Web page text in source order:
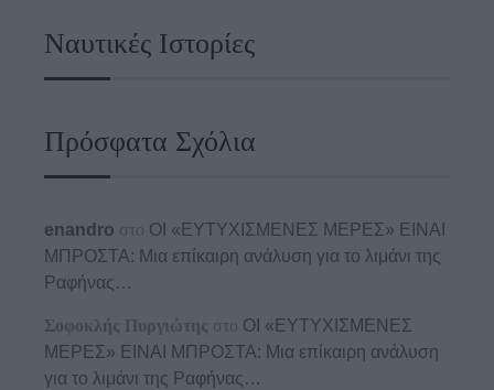
Ναυτικές Ιστορίες
Πρόσφατα Σχόλια
enandro στο ΟΙ «ΕΥΤΥΧΙΣΜΕΝΕΣ ΜΕΡΕΣ» ΕΙΝΑΙ
ΜΠΡΟΣΤΑ: Μια επίκαιρη ανάλυση για το λιμάνι της
Ραφήνας…
Σοφοκλής Πυργιώτης στο ΟΙ «ΕΥΤΥΧΙΣΜΕΝΕΣ
ΜΕΡΕΣ» ΕΙΝΑΙ ΜΠΡΟΣΤΑ: Μια επίκαιρη ανάλυση
για το λιμάνι της Ραφήνας…